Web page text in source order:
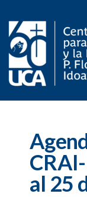
al 25